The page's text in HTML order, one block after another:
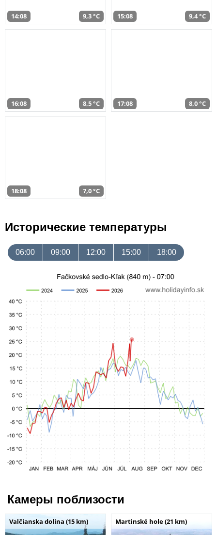
14:08 9,3 °C 15:08 9,4 °C
16:08 8,5 °C 17:08 8,0 °C
18:08 7,0 °C
Исторические температуры
06:00 09:00 12:00 15:00 18:00
Камеры поблизости
Valčianska dolina (15 km) Martinské hole (21 km)